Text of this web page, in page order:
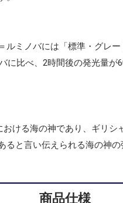
ミノバには「標準・グレ
比べ、2時間後の発光量
ける海の神であり、ギリ
と言い伝えられる海の神の
商品仕様